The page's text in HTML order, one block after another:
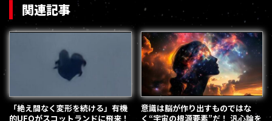
関連記事
「絶え間なく変形を続ける」有機
的UFOがスコットランドに飛来！
意識は脳が作り出すものではな
く“宇宙の根源要素”だ！ 汎心論を